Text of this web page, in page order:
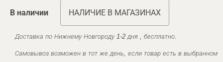
В наличии НАЛИЧИЕ В МАГАЗИНАХ
Доставка по Нижнему Новгороду 1-2 дня , бесплатно.
Самовывоз возможен в тот же день, если товар есть в выбранном